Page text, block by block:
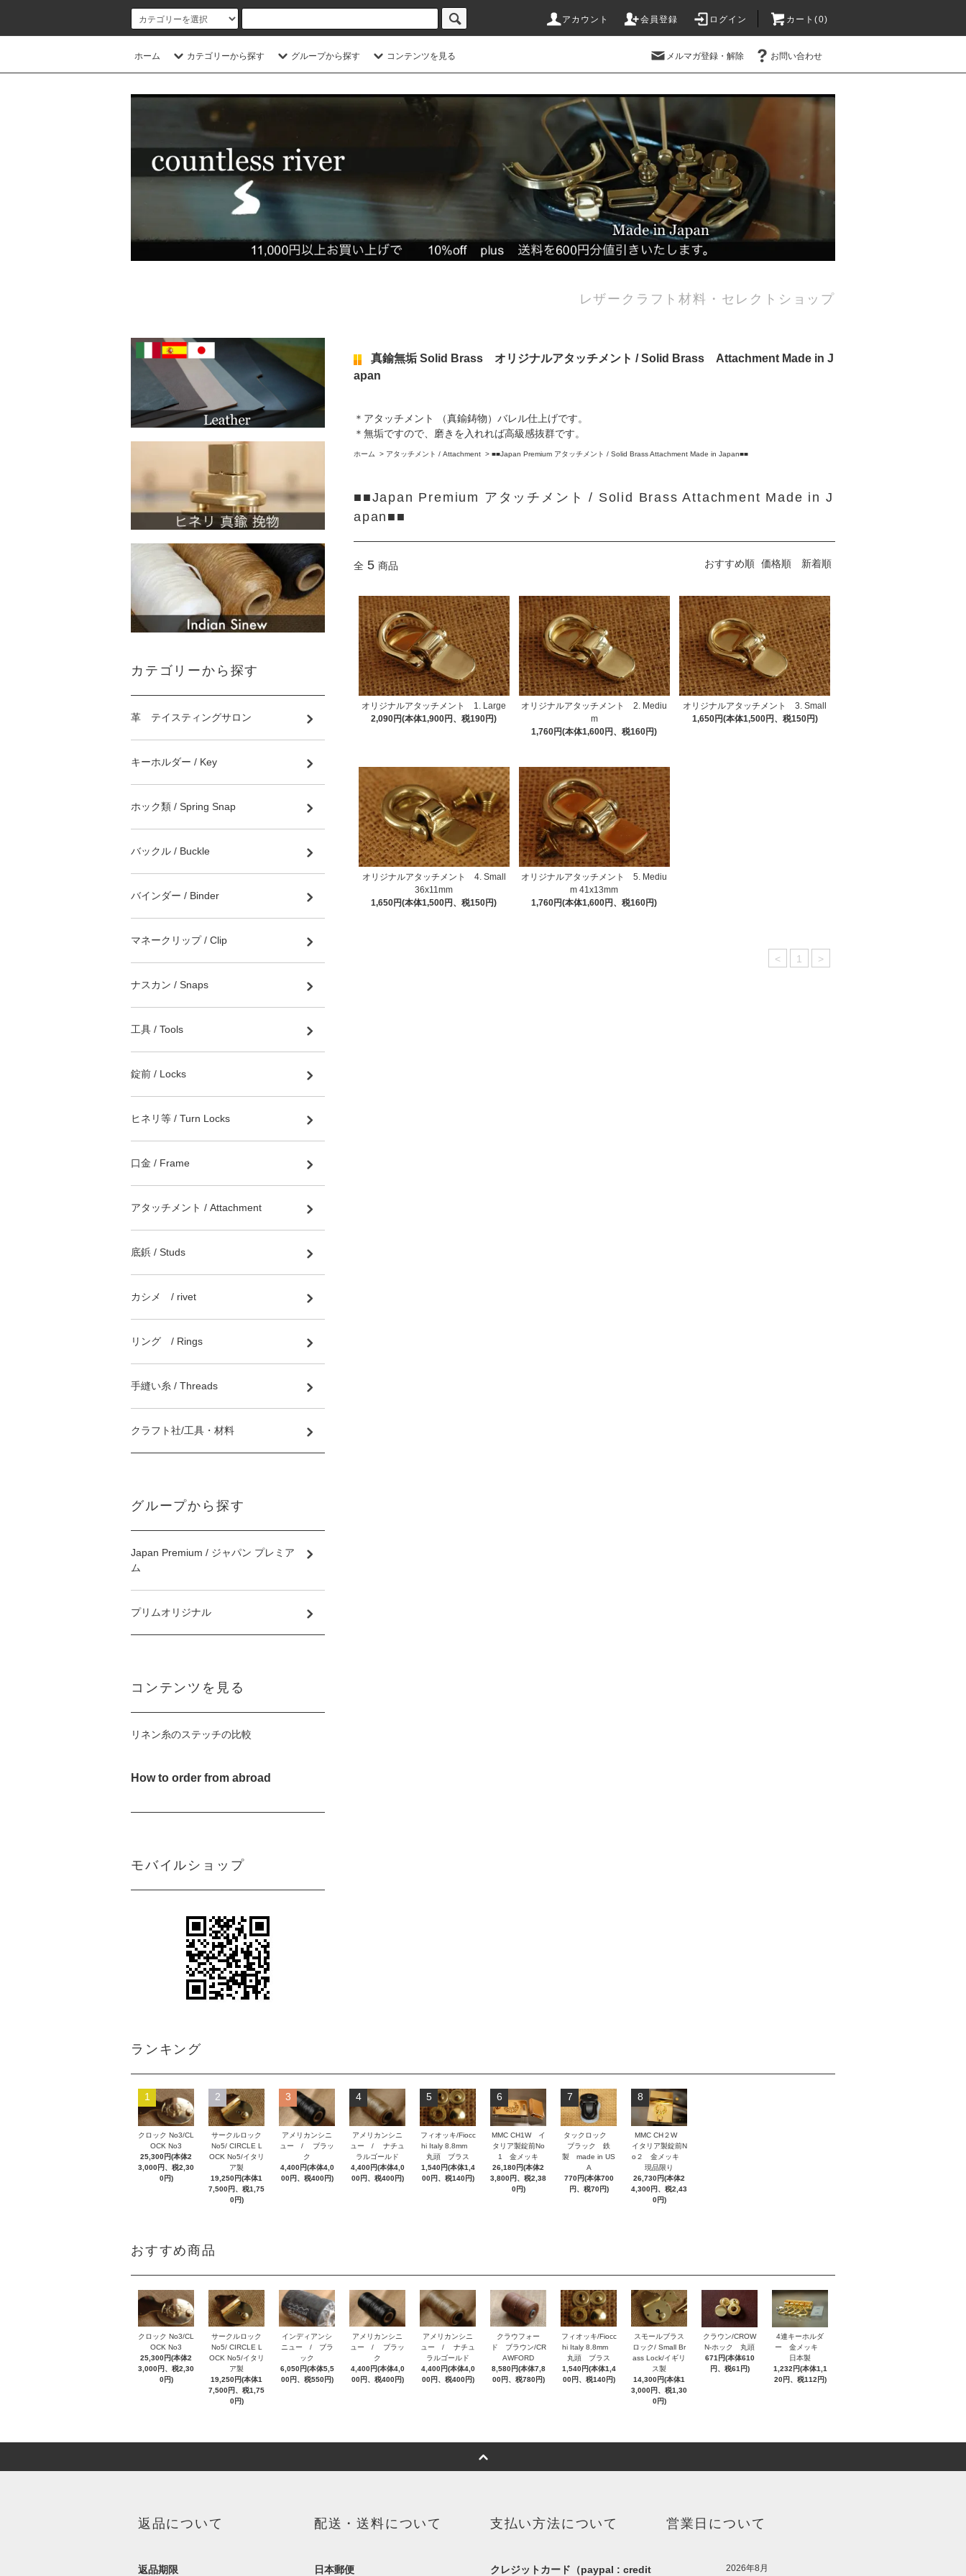
アカウント 会員登録 ログイン カート(0)
ホーム カテゴリーから探す グループから探す コンテンツを見る メルマガ登録・解除 お問い合わせ
レザークラフト材料・セレクトショップ
真鍮無垢 Solid Brass オリジナルアタッチメント / Solid Brass Attachment Made in J
apan
＊アタッチメント （真鍮鋳物）バレル仕上げです。
＊無垢ですので、磨きを入れれば高級感抜群です。
ホーム > アタッチメント / Attachment > ■■Japan Premium アタッチメント / Solid Brass Attachment Made in Japan■■
■■Japan Premium アタッチメント / Solid Brass Attachment Made in J
apan■■
全 5 商品 おすすめ順 価格順 新着順
オリジナルアタッチメント 1. Large
2,090円(本体1,900円、税190円)
オリジナルアタッチメント 2. Mediu
m
1,760円(本体1,600円、税160円)
オリジナルアタッチメント 3. Small
1,650円(本体1,500円、税150円)
オリジナルアタッチメント 4. Small
36x11mm
1,650円(本体1,500円、税150円)
オリジナルアタッチメント 5. Mediu
m 41x13mm
1,760円(本体1,600円、税160円)
< 1 >
カテゴリーから探す
革 テイスティングサロン
キーホルダー / Key
ホック類 / Spring Snap
バックル / Buckle
バインダー / Binder
マネークリップ / Clip
ナスカン / Snaps
工具 / Tools
錠前 / Locks
ヒネリ等 / Turn Locks
口金 / Frame
アタッチメント / Attachment
底鋲 / Studs
カシメ / rivet
リング / Rings
手縫い糸 / Threads
クラフト社/工具・材料
グループから探す
Japan Premium / ジャパン プレミア
ム
プリムオリジナル
コンテンツを見る
リネン糸のステッチの比較
How to order from abroad
モバイルショップ
ランキング
1
クロック No3/CL
OCK No3
25,300円(本体2
3,000円、税2,30
0円)
2
サークルロック
No5/ CIRCLE L
OCK No5/イタリ
ア製
19,250円(本体1
7,500円、税1,75
0円)
3
アメリカンシニ
ュー / ブラッ
ク
4,400円(本体4,0
00円、税400円)
4
アメリカンシニ
ュー / ナチュ
ラルゴールド
4,400円(本体4,0
00円、税400円)
5
フィオッキ/Fiocc
hi Italy 8.8mm
丸頭 ブラス
1,540円(本体1,4
00円、税140円)
6
MMC CH1W イ
タリア製錠前No
1 金メッキ
26,180円(本体2
3,800円、税2,38
0円)
7
タックロック
ブラック 鉄
製 made in US
A
770円(本体700
円、税70円)
8
MMC CH２W
イタリア製錠前N
o２ 金メッキ
現品限り
26,730円(本体2
4,300円、税2,43
0円)
おすすめ商品
クロック No3/CL
OCK No3
25,300円(本体2
3,000円、税2,30
0円)
サークルロック
No5/ CIRCLE L
OCK No5/イタリ
ア製
19,250円(本体1
7,500円、税1,75
0円)
インディアンシ
ニュー / ブラ
ック
6,050円(本体5,5
00円、税550円)
アメリカンシニ
ュー / ブラッ
ク
4,400円(本体4,0
00円、税400円)
アメリカンシニ
ュー / ナチュ
ラルゴールド
4,400円(本体4,0
00円、税400円)
クラウフォー
ド ブラウン/CR
AWFORD
8,580円(本体7,8
00円、税780円)
フィオッキ/Fiocc
hi Italy 8.8mm
丸頭 ブラス
1,540円(本体1,4
00円、税140円)
スモールブラス
ロック/ Small Br
ass Lock/イギリ
ス製
14,300円(本体1
3,000円、税1,30
0円)
クラウン/CROW
N-ホック 丸頭
671円(本体610
円、税61円)
4連キーホルダ
ー 金メッキ
日本製
1,232円(本体1,1
20円、税112円)
返品について
返品期限
配送・送料について
日本郵便
支払い方法について
クレジットカード（paypal : credit
営業日について
2026年8月